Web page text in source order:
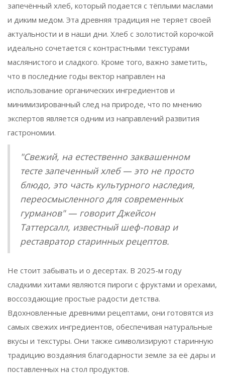
запечённый хлеб, который подается с тёплыми маслами
и диким медом. Эта древняя традиция не теряет своей
актуальности и в наши дни. Хлеб с золотистой корочкой
идеально сочетается с контрастными текстурами
маслянистого и сладкого. Кроме того, важно заметить,
что в последние годы вектор направлен на
использование органических ингредиентов и
минимизированный след на природе, что по мнению
экспертов является одним из направлений развития
гастрономии.
"Свежий, на естественно заквашенном
тесте запеченный хлеб — это не просто
блюдо, это часть культурного наследия,
переосмысленного для современных
гурманов" — говорит Джейсон
Таттерсалл, известный шеф-повар и
реставратор старинных рецептов.
Не стоит забывать и о десертах. В 2025-м году
сладкими хитами являются пироги с фруктами и орехами,
воссоздающие простые радости детства.
Вдохновленные древними рецептами, они готовятся из
самых свежих ингредиентов, обеспечивая натуральные
вкусы и текстуры. Они также символизируют старинную
традицию воздаяния благодарности земле за её дары и
поставленных на стол продуктов.